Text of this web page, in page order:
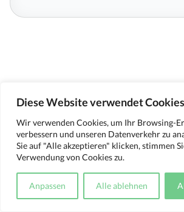
Diese Website verwendet
Wir verwenden Cookies, um Ihr Browsing-
verbessern und unseren Datenverkehr zu
Sie auf "Alle akzeptieren" klicken, stimmen
Verwendung von Cookies zu.
Anpassen Alle ablehnen
Kontakt Impressum